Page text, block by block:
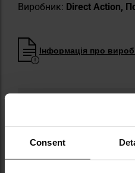
Consent
Виробник: Direct Action,
Інформація про
​Militaria.pl є офіційним